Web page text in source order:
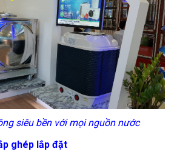
siêu bền với mọi nguồn nước
ghép lắp đặt